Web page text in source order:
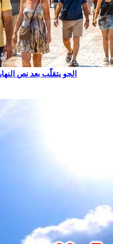
الجو يتقلّب بعد نص